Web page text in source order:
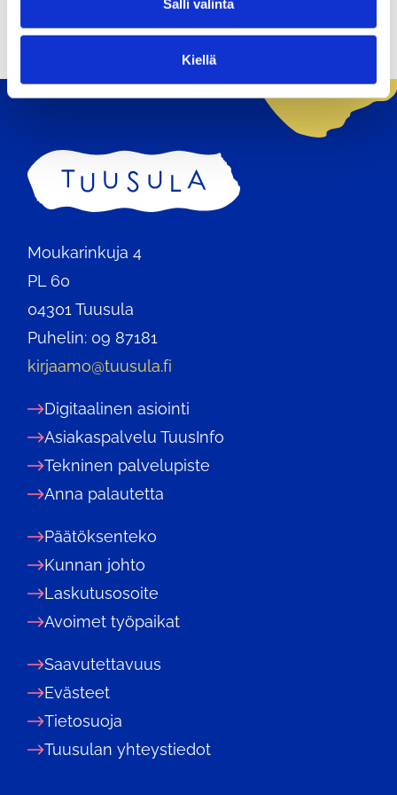
Salli valinta
Kiellä
Etusivu
Moukarinkuja 4
PL 60
04301 Tuusula
Puhelin: 09 87181
kirjaamo@tuusula.fi
Digitaalinen asiointi
Asiakaspalvelu TuusInfo
Tekninen palvelupiste
Anna palautetta
Päätöksenteko
Kunnan johto
Laskutusosoite
Avoimet työpaikat
Saavutettavuus
Evästeet
Tietosuoja
Tuusulan yhteystiedot